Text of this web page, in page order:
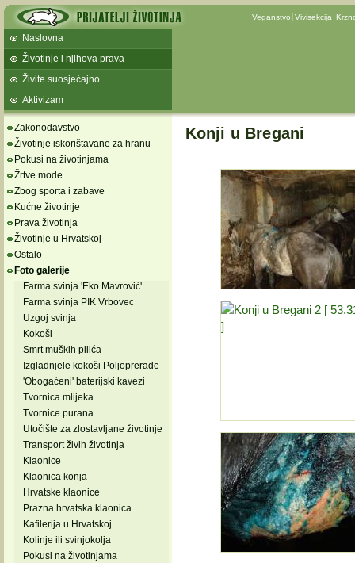
Veganstvo Vivisekcija
Naslovna
Životinje i njihova prava
Živite suosjećajno
Aktivizam
Zakonodavstvo
Životinje iskorištavane za hranu
Pokusi na životinjama
Žrtve mode
Zbog sporta i zabave
Kućne životinje
Prava životinja
Životinje u Hrvatskoj
Ostalo
Foto galerije
Farma svinja 'Eko Mavrović'
Farma svinja PIK Vrbovec
Uzgoj svinja
Kokoši
Smrt muških pilića
Izgladnjele kokoši Poljoprerade
'Obogaćeni' baterijski kavezi
Tvornica mlijeka
Tvornice purana
Utočište za zlostavljane životinje
Transport živih životinja
Klaonice
Klaonica konja
Hrvatske klaonice
Prazna hrvatska klaonica
Kafilerija u Hrvatskoj
Kolinje ili svinjokolja
Pokusi na životinjama
Konji u Bregani